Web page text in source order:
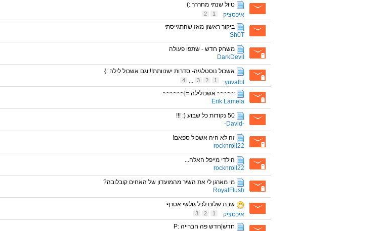
טיול שנתי מחררר :)
איכסציק
1
2
ביקור ראשון מאז שהתגייסתי
Sh0T
משחק חדש - שתפו פעולה
DarkDevil
אשכול נוסטלגיה- סדרות ישנוותת!! וגם אשכול לילה :}
yuvalbt
1
2
3
...
4
~~~~~ אשכולילה =]~~~~~~
Erik Lamela
50 נקודות כל שבוע (: !!!
-David-
זה לא היה אשכול ספאם!
rocknroll22
הילדי מייפל האלה...
rocknroll22
מי מארגן לי את השיר מהמועדון של האחים קובלובה?
RoyalFlush
שבת שלום לכל גולשי אטרף
איכסציק
1
2
3
חדש|חדש פה חברייה :P